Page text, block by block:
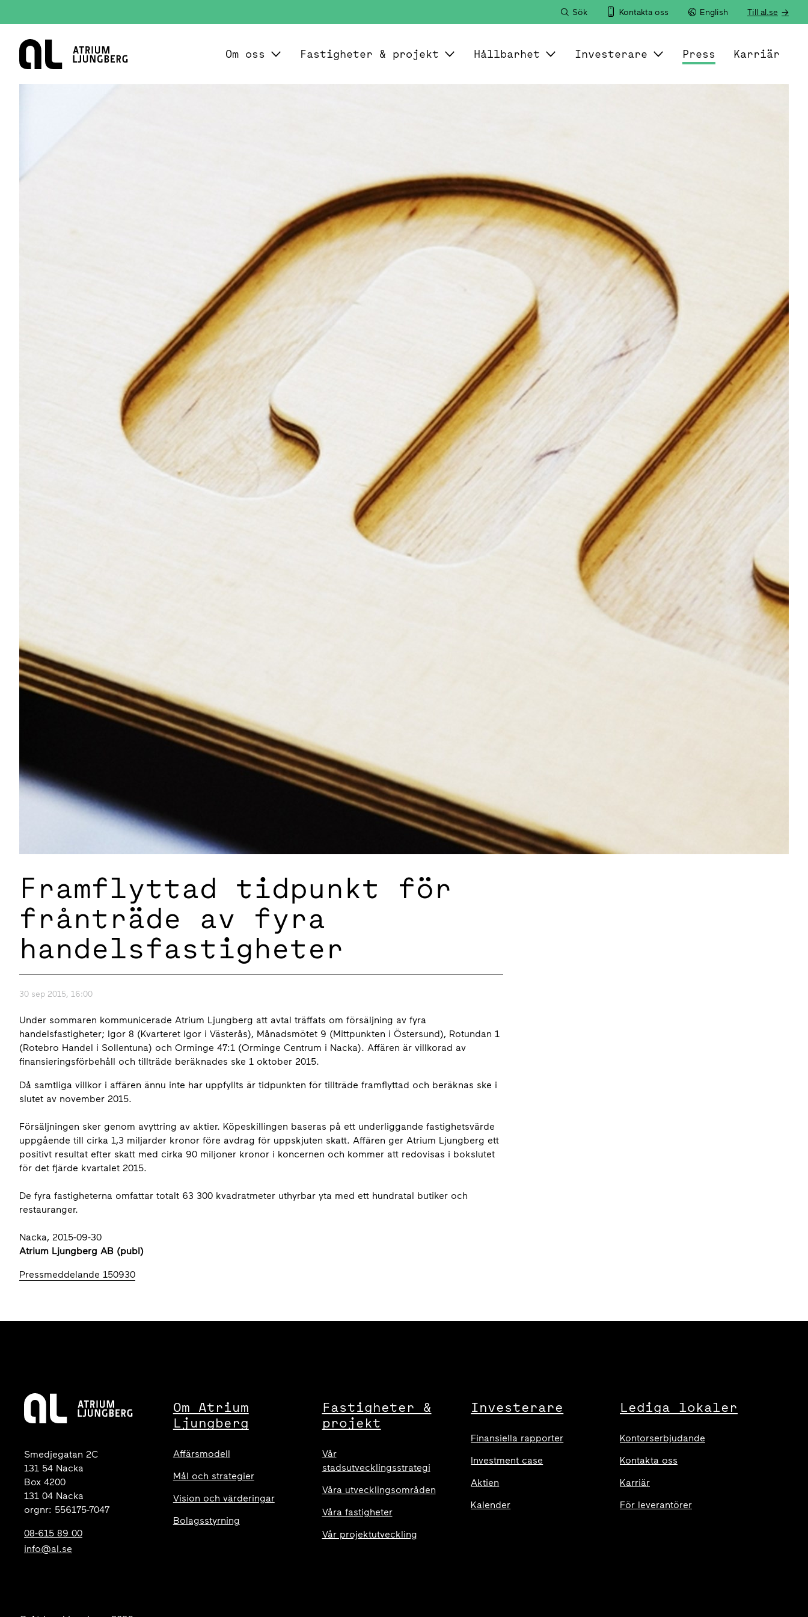
Sök Kontakta oss English Till al.se
Hem
Om oss Fastigheter & projekt Hållbarhet Investerare Press Karriär
Framflyttad tidpunkt för
frånträde av fyra
handelsfastigheter
30 sep 2015, 16:00
Under sommaren kommunicerade Atrium Ljungberg att avtal träffats om försäljning av fyra
handelsfastigheter; Igor 8 (Kvarteret Igor i Västerås), Månadsmötet 9 (Mittpunkten i Östersund), Rotundan 1
(Rotebro Handel i Sollentuna) och Orminge 47:1 (Orminge Centrum i Nacka). Affären är villkorad av
finansieringsförbehåll och tillträde beräknades ske 1 oktober 2015.
Då samtliga villkor i affären ännu inte har uppfyllts är tidpunkten för tillträde framflyttad och beräknas ske i
slutet av november 2015.
Försäljningen sker genom avyttring av aktier. Köpeskillingen baseras på ett underliggande fastighetsvärde
uppgående till cirka 1,3 miljarder kronor före avdrag för uppskjuten skatt. Affären ger Atrium Ljungberg ett
positivt resultat efter skatt med cirka 90 miljoner kronor i koncernen och kommer att redovisas i bokslutet
för det fjärde kvartalet 2015.
De fyra fastigheterna omfattar totalt 63 300 kvadratmeter uthyrbar yta med ett hundratal butiker och
restauranger.
Nacka, 2015-09-30
Atrium Ljungberg AB (publ)
Pressmeddelande 150930
Smedjegatan 2C
131 54 Nacka
Box 4200
131 04 Nacka
orgnr: 556175-7047
08-615 89 00
info@al.se
Om Atrium
Ljungberg
Affärsmodell
Mål och strategier
Vision och värderingar
Bolagsstyrning
Fastigheter &
projekt
Vår
stadsutvecklingsstrategi
Våra utvecklingsområden
Våra fastigheter
Vår projektutveckling
Investerare
Finansiella rapporter
Investment case
Aktien
Kalender
Lediga lokaler
Kontorserbjudande
Kontakta oss
Karriär
För leverantörer